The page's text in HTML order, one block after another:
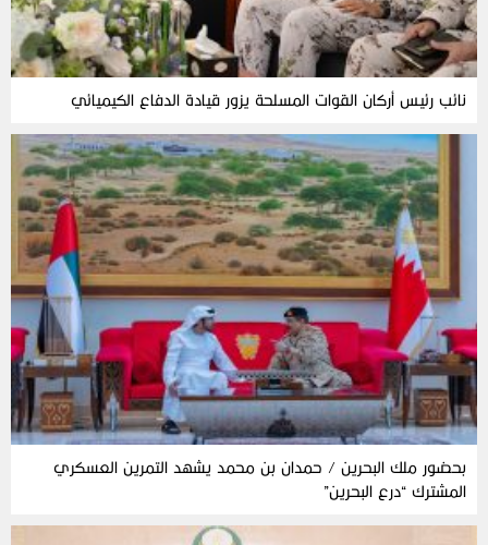
نائب رئيس أركان القوات المسلحة يزور قيادة الدفاع الكيميائي
بحضور ملك البحرين / حمدان بن محمد يشهد التمرين العسكري
المشترك “درع البحرين”